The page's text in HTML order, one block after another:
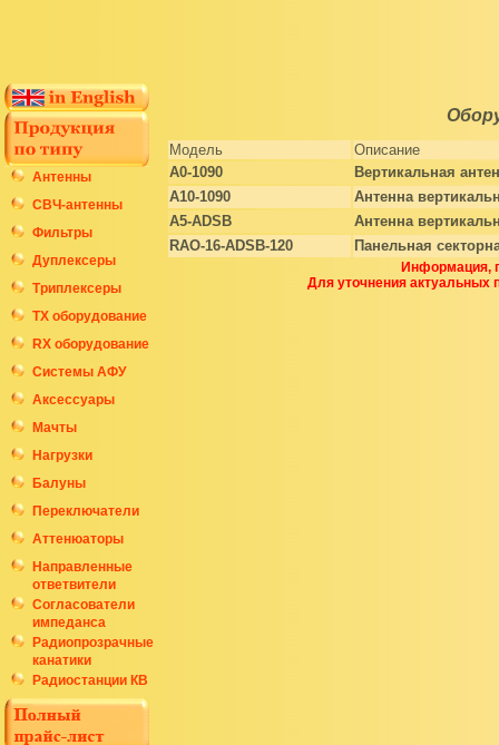
Антенны
СВЧ-антенны
Фильтры
Дуплексеры
Триплексеры
ТХ оборудование
RX оборудование
Системы АФУ
Аксессуары
Мачты
Нагрузки
Балуны
Переключатели
Аттенюаторы
Направленные
ответвители
Согласователи
импеданса
Радиопрозрачные
канатики
Радиостанции КВ
Модель
Описание
A0-1090
Вертикальная
A10-1090
Антенна
A5-ADSB
Антенна
RAO-16-ADSB-120
Панельная
Информация,
Для уточнения актуальных